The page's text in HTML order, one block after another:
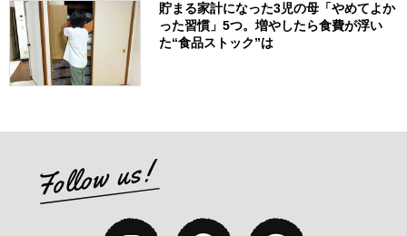
貯まる家計になった3児の母「やめてよか
った習慣」5つ。増やしたら食費が浮い
た“食品ストック”は